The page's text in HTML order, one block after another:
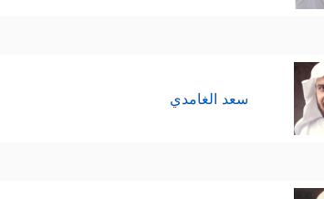
سعد الغامدي